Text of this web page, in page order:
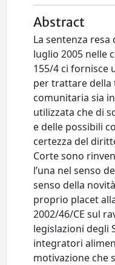
Abstract
La sentenza
luglio 2005 nelle
155/4 ci fornisce
per trattare della
comunitaria sia
utilizzata che di
e delle possibili
certezza del
Corte sono
l’una nel senso
senso della
proprio placet
2002/46/CE sul
legislazioni degli
integratori
motivazione che